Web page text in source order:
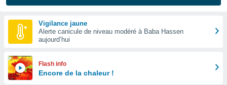
Vigilance jaune
Alerte canicule de niveau modéré à Baba Hassen
aujourd’hui
Flash info
Encore de la chaleur !